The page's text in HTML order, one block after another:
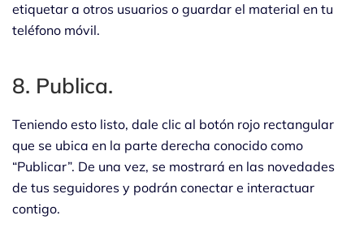
etiquetar a otros usuarios o guardar el material en tu
teléfono móvil.
8. Publica.
Teniendo esto listo, dale clic al botón rojo rectangular
que se ubica en la parte derecha conocido como
“Publicar”. De una vez, se mostrará en las novedades
de tus seguidores y podrán conectar e interactuar
contigo.